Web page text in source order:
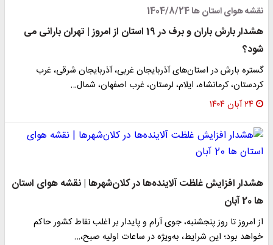
نقشه هوای استان ها 1404/8/24
هشدار بارش باران و برف در 19 استان از امروز | تهران بارانی می
شود؟
گستره بارش در استان‌های آذربایجان غربی، آذربایجان شرقی، غرب
کردستان، کرمانشاه، ایلام، لرستان، غرب اصفهان، شمال…
۲۴ آبان ۱۴۰۴
هشدار افزایش غلظت آلاینده‌ها در کلان‌شهرها | نقشه هوای استان
ها 20 آبان
از امروز تا روز پنجشنبه، جوی آرام و پایدار بر اغلب نقاط کشور حاکم
خواهد بود؛ این شرایط، به‌ویژه در ساعات اولیه صبح،…